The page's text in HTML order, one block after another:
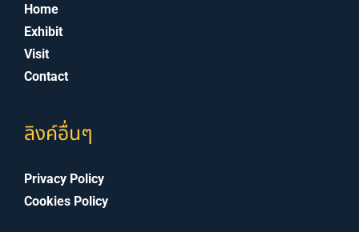
Home
Exhibit
Visit
Contact
ลิงค์อื่นๆ
Privacy Policy
Cookies Policy